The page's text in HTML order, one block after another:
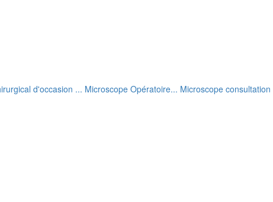
d'occasion ... Microscope Opératoire... Microscope consultation